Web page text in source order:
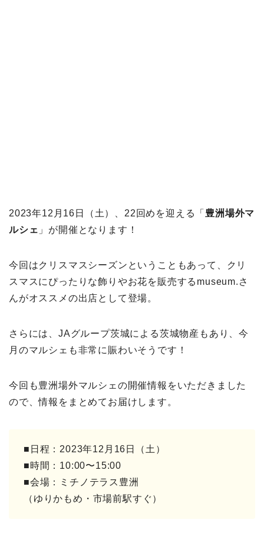
2023年12月16日（土）、22回めを迎える「 豊洲場外マ
ルシェ 」が開催となります！
今回はクリスマスシーズンということもあって、クリ
スマスにぴったりな飾りやお花を販売するmuseum.さ
んがオススメの出店として登場。
さらには、JAグループ茨城による茨城物産もあり、今
月のマルシェも非常に賑わいそうです！
今回も豊洲場外マルシェの開催情報をいただきました
ので、情報をまとめてお届けします。
■日程：2023年12月16日（土）
■時間：10:00〜15:00
■会場：ミチノテラス豊洲
（ゆりかもめ・市場前駅すぐ）